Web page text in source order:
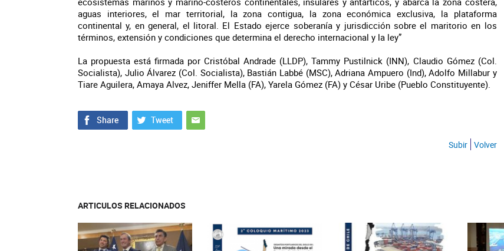
aguas interiores, el mar territorial, la zona contigua, la zona económica exclusiva, la plataforma
continental y, en general, el litoral. El Estado ejerce soberanía y jurisdicción sobre el maritorio en los
términos, extensión y condiciones que determina el derecho internacional y la ley”
La propuesta está firmada por Cristóbal Andrade (LLDP), Tammy Pustilnick (INN), Claudio Gómez (Col.
Socialista), Julio Álvarez (Col. Socialista), Bastián Labbé (MSC), Adriana Ampuero (Ind), Adolfo Millabur y
Tiare Aguilera, Amaya Alvez, Jeniffer Mella (FA), Yarela Gómez (FA) y César Uribe (Pueblo Constituyente).
Subir Volver
ARTICULOS RELACIONADOS